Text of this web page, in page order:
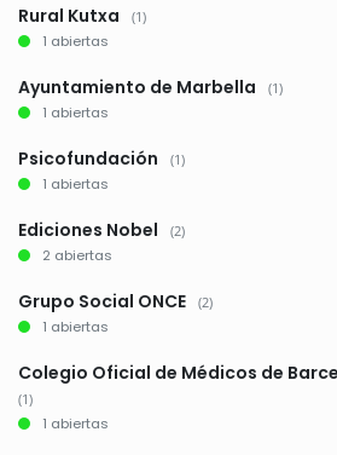
Rural Kutxa (1)
1 abiertas
Ayuntamiento de Marbella (1)
1 abiertas
Psicofundación (1)
1 abiertas
Ediciones Nobel (2)
2 abiertas
Grupo Social ONCE (2)
1 abiertas
Colegio Oficial de Médicos de
(1)
1 abiertas